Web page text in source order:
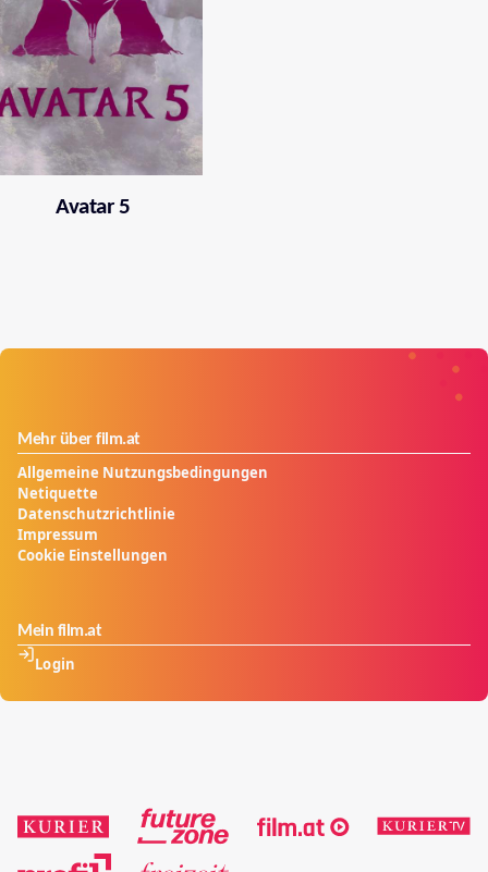
Avatar 5
Mehr über film.at
Allgemeine Nutzungsbedingungen
Netiquette
Datenschutzrichtlinie
Impressum
Cookie Einstellungen
Mein film.at
Login